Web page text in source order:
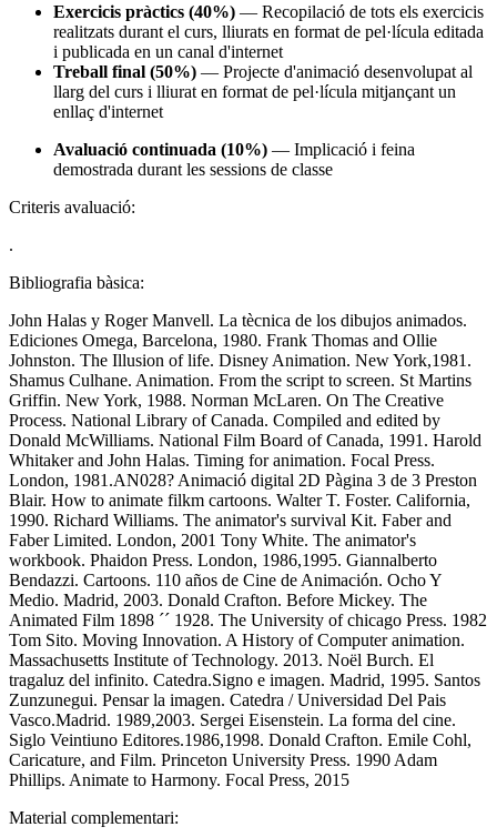
Exercicis pràctics (40%) — Recopilació de tots els exercicis
realitzats durant el curs, lliurats en format de pel·lícula editada
i publicada en un canal d'internet
Treball final (50%) — Projecte d'animació desenvolupat al
llarg del curs i lliurat en format de pel·lícula mitjançant un
enllaç d'internet
Avaluació continuada (10%) — Implicació i feina
demostrada durant les sessions de classe
Criteris avaluació:
.
Bibliografia bàsica:
John Halas y Roger Manvell. La tècnica de los dibujos animados.
Ediciones Omega, Barcelona, 1980. Frank Thomas and Ollie
Johnston. The Illusion of life. Disney Animation. New York,1981.
Shamus Culhane. Animation. From the script to screen. St Martins
Griffin. New York, 1988. Norman McLaren. On The Creative
Process. National Library of Canada. Compiled and edited by
Donald McWilliams. National Film Board of Canada, 1991. Harold
Whitaker and John Halas. Timing for animation. Focal Press.
London, 1981.AN028? Animació digital 2D Pàgina 3 de 3 Preston
Blair. How to animate filkm cartoons. Walter T. Foster. California,
1990. Richard Williams. The animator's survival Kit. Faber and
Faber Limited. London, 2001 Tony White. The animator's
workbook. Phaidon Press. London, 1986,1995. Giannalberto
Bendazzi. Cartoons. 110 años de Cine de Animación. Ocho Y
Medio. Madrid, 2003. Donald Crafton. Before Mickey. The
Animated Film 1898 ´´ 1928. The University of chicago Press. 1982
Tom Sito. Moving Innovation. A History of Computer animation.
Massachusetts Institute of Technology. 2013. Noël Burch. El
tragaluz del infinito. Catedra.Signo e imagen. Madrid, 1995. Santos
Zunzunegui. Pensar la imagen. Catedra / Universidad Del Pais
Vasco.Madrid. 1989,2003. Sergei Eisenstein. La forma del cine.
Siglo Veintiuno Editores.1986,1998. Donald Crafton. Emile Cohl,
Caricature, and Film. Princeton University Press. 1990 Adam
Phillips. Animate to Harmony. Focal Press, 2015
Material complementari: